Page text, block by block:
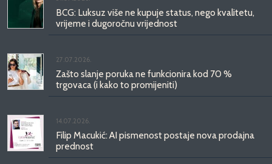
BCG: Luksuz više ne kupuje status, nego kvalitetu,
vrijeme i dugoročnu vrijednost
27.07.2026.
Zašto slanje poruka ne funkcionira kod 70 %
trgovaca (i kako to promijeniti)
14.07.2026.
Filip Macukić: AI pismenost postaje nova prodajna
prednost